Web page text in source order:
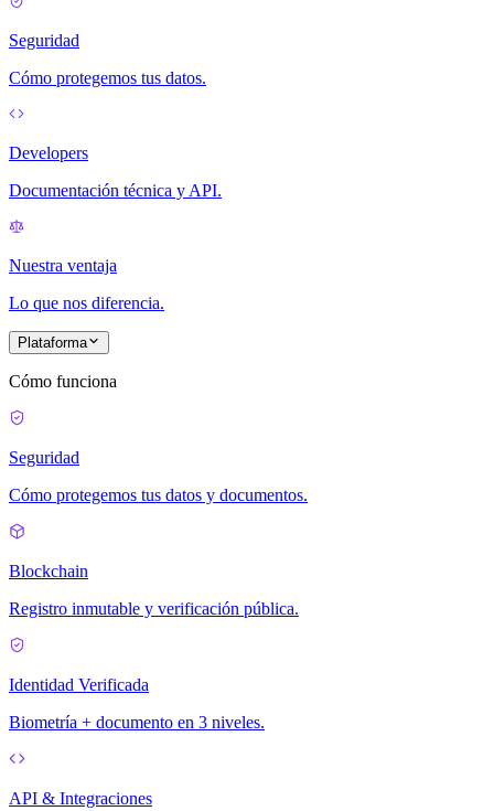
Seguridad
Cómo protegemos tus datos.
Developers
Documentación técnica y API.
Nuestra ventaja
Lo que nos diferencia.
Plataforma
Cómo funciona
Seguridad
Cómo protegemos tus datos y documentos.
Blockchain
Registro inmutable y verificación pública.
Identidad Verificada
Biometría + documento en 3 niveles.
API & Integraciones